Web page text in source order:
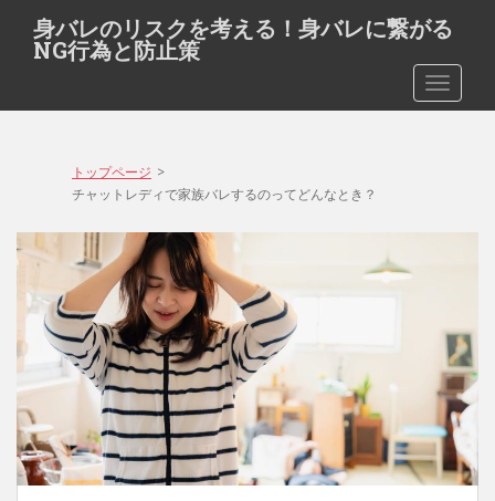
t
身バレのリスクを考える！身バレに繋がる
NG行為と防止策
トップページ >
チャットレディで家族バレするのってどんなとき？